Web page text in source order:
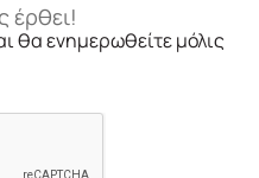
έρθει!
θα ενημερωθείτε μόλις